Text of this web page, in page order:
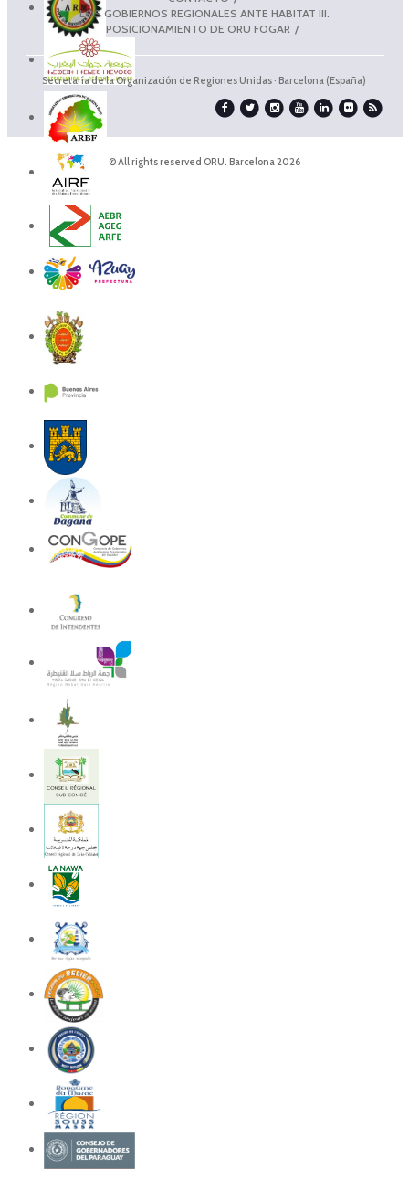
LOS GOBIERNOS REGIONALES ANTE HABITAT III.
POSICIONAMIENTO DE ORU FOGAR
Secretaría de la Organización de Regiones Unidas · Barcelona (España)
© All rights reserved ORU. Barcelona 2026